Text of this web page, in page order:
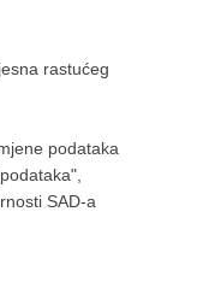
rastućeg
podataka
SAD-a